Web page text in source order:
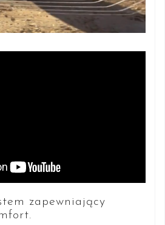
zapewniający